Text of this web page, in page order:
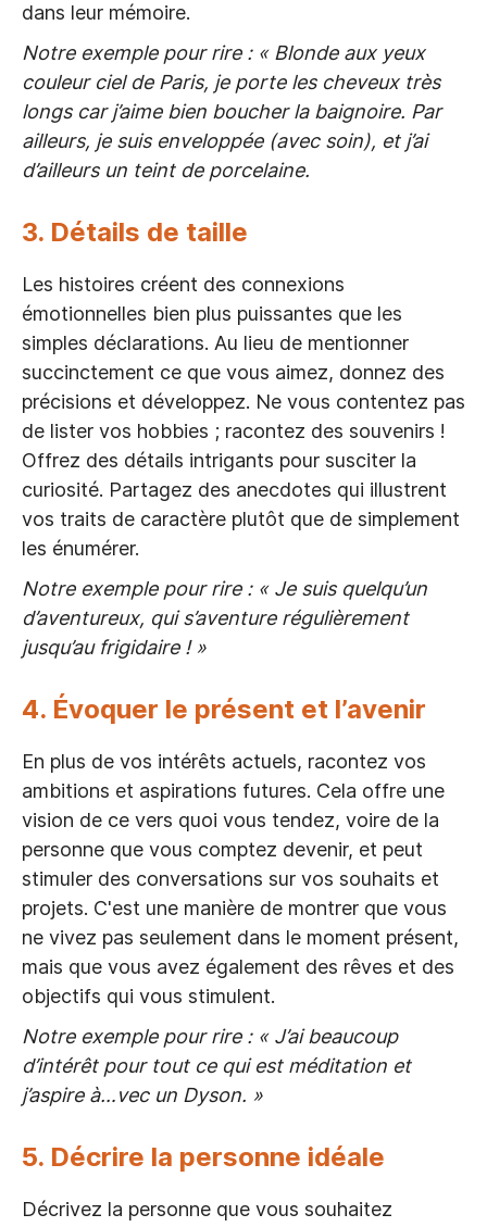
dans leur mémoire.
Notre exemple pour rire : « Blonde aux yeux
couleur ciel de Paris, je porte les cheveux très
longs car j’aime bien boucher la baignoire. Par
ailleurs, je suis enveloppée (avec soin), et j’ai
d’ailleurs un teint de porcelaine.
3. Détails de taille
Les histoires créent des connexions
émotionnelles bien plus puissantes que les
simples déclarations. Au lieu de mentionner
succinctement ce que vous aimez, donnez des
précisions et développez. Ne vous contentez pas
de lister vos hobbies ; racontez des souvenirs !
Offrez des détails intrigants pour susciter la
curiosité. Partagez des anecdotes qui illustrent
vos traits de caractère plutôt que de simplement
les énumérer.
Notre exemple pour rire : « Je suis quelqu’un
d’aventureux, qui s’aventure régulièrement
jusqu’au frigidaire ! »
4. Évoquer le présent et l’avenir
En plus de vos intérêts actuels, racontez vos
ambitions et aspirations futures. Cela offre une
vision de ce vers quoi vous tendez, voire de la
personne que vous comptez devenir, et peut
stimuler des conversations sur vos souhaits et
projets. C'est une manière de montrer que vous
ne vivez pas seulement dans le moment présent,
mais que vous avez également des rêves et des
objectifs qui vous stimulent.
Notre exemple pour rire : « J’ai beaucoup
d’intérêt pour tout ce qui est méditation et
j’aspire à…vec un Dyson. »
5. Décrire la personne idéale
Décrivez la personne que vous souhaitez